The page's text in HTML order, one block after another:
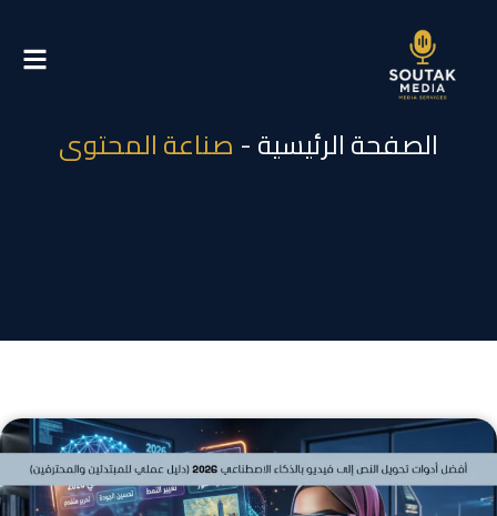
المحتوى
الصفحة الرئيسية- صناعة المحتوى